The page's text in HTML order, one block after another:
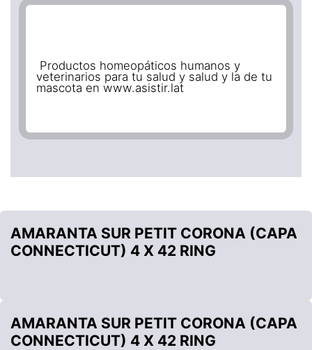
Productos homeopáticos humanos y
veterinarios para tu salud y salud y la de tu
mascota en www.asistir.lat
AMARANTA SUR PETIT CORONA (CAPA
CONNECTICUT) 4 X 42 RING
AMARANTA SUR PETIT CORONA (CAPA
CONNECTICUT) 4 X 42 RING